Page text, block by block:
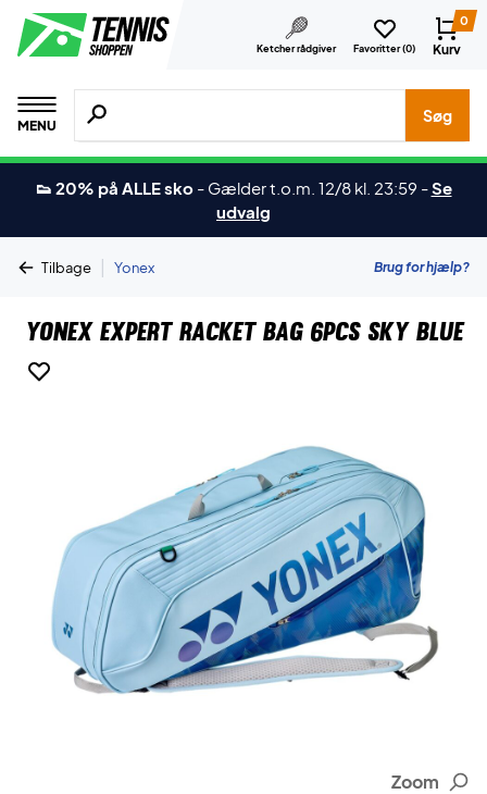
Ketcher rådgiver Favoritter (0)
0
Kurv
MENU
Søg efter produkter, mærker etc.
Søg
👟 20% på ALLE sko - Gælder t.o.m. 12/8 kl. 23:59 -Se
udvalg
Tilbage | Yonex Brug for hjælp?
Yonex Expert Racket Bag 6Pcs Sky Blue
Zoom